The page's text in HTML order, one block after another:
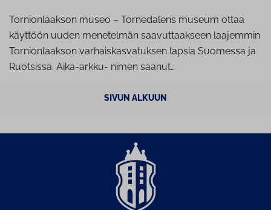
Tornionlaakson museo – Tornedalens museum ottaa
käyttöön uuden menetelmän saavuttaakseen laajemmin
Tornionlaakson varhaiskasvatuksen lapsia Suomessa ja
Ruotsissa. Aika-arkku- nimen saanut…
SIVUN ALKUUN